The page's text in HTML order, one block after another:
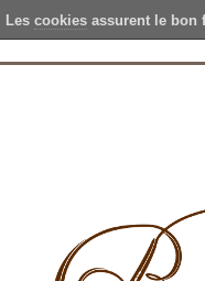
Les cookiesassurent le bon